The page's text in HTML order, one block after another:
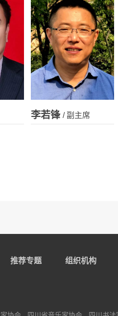
李若锋 / 副主席
推荐专题 组织机构